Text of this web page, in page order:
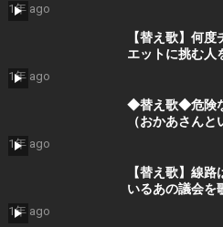
1年 ago
【替え歌】何
エットに挑む人
1年 ago
◆替え歌◆危険
（おかあさん
1年 ago
【替え歌】線
いるあの議会を
1年 ago